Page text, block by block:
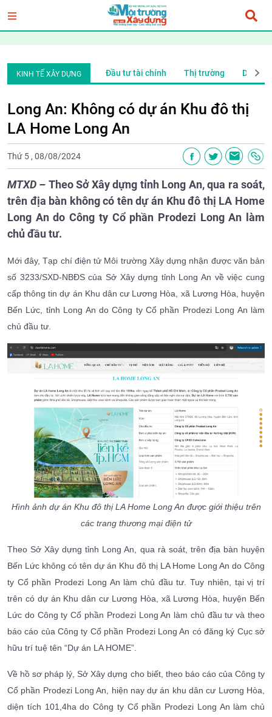
KINH TẾ XÂY DỰNG
nhân - Doanh nghiệp Đầu tư tài chính Thị trường Doanh
Long An: Không có dự án Khu đô thị
LA Home Long An
Thứ 5 , 08/08/2024
MTXD – Theo Sở Xây dựng tỉnh Long An, qua ra soát,
trên địa bàn không có tên dự án Khu đô thị LA Home
Long Ando Công ty Cổ phần Prodezi Long An làm
chủ đầu tư.
Mới đây, Tạp chí điện tử Môi trường Xây dựng nhận được văn bản
số 3233/SXD-NBĐS của Sở Xây dựng tỉnh Long An về việc cung
cấp thông tin dự án Khu dân cư Lương Hòa, xã Lương Hòa, huyện
Bến Lức, tỉnh Long An do Công ty Cổ phần Prodezi Long An làm
chủ đầu tư.
Hình ảnh dự án Khu đô thị LA Home Long An được giới thiệu trên
các trang thương mại điện tử
Theo Sở Xây dựng tỉnh Long An, qua rà soát, trên địa bàn huyện
Bến Lức không có tên dự án Khu đô thị LA Home Long An do Công
ty Cổ phần Prodezi Long An làm chủ đầu tư. Tuy nhiên, tại vị trí
trên có dự án Khu dân cư Lương Hòa, xã Lương Hòa, huyện Bến
Lức do Công ty Cổ phần Prodezi Long An làm chủ đầu tư và theo
báo cáo của Công ty Cổ phần Prodezi Long An có đăng ký Cục sở
hữu trí tuệ tên “Dự án LA HOME”.
Về hồ sơ pháp lý, Sở Xây dựng cho biết, theo báo cáo của Công ty
Cổ phần Prodezi Long An, hiện nay dự án khu dân cư Lương Hòa,
diện tích 101,4ha do Công ty Cổ phần Prodezi Long An làm chủ